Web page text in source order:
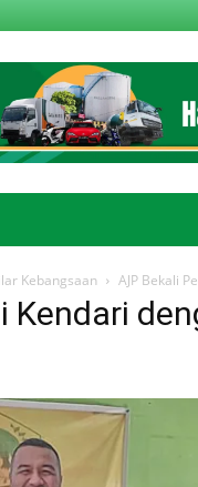
Kebangsaan AJP Bekali
Kendari